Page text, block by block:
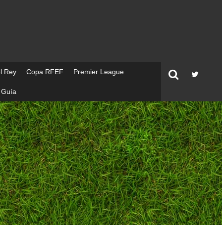
Rey Copa RFEF Premier League
Guía